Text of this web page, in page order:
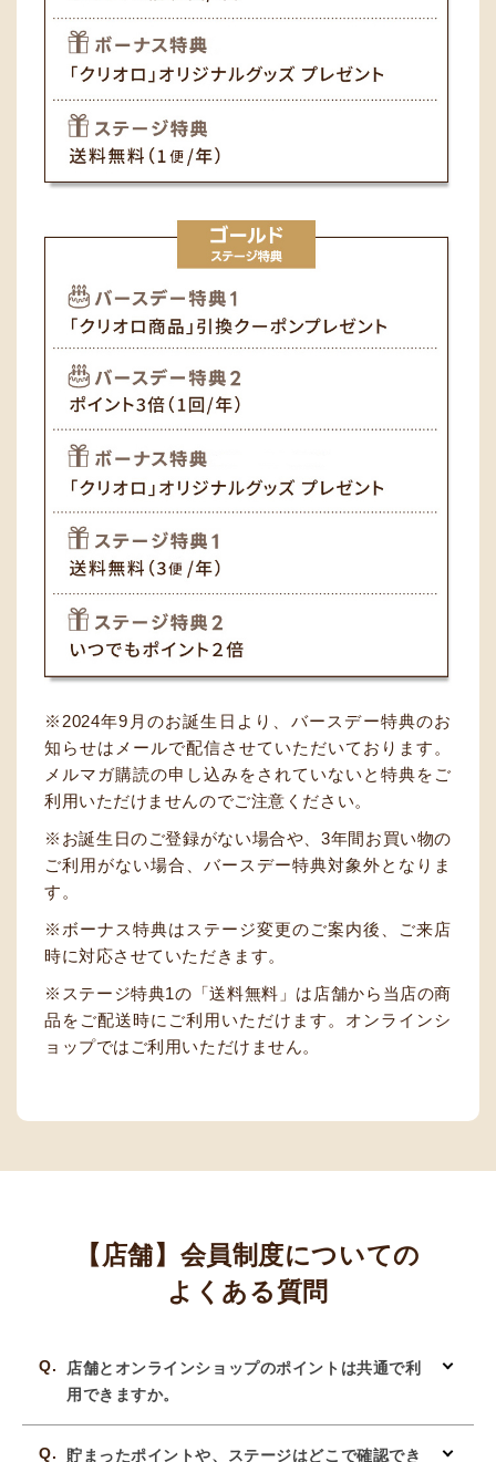
2024年9月のお誕生日より、バースデー特典のお
知らせはメールで配信させていただいております。
メルマガ購読の申し込みをされていないと特典をご
利用いただけませんのでご注意ください。
お誕生日のご登録がない場合や、3年間お買い物の
ご利用がない場合、バースデー特典対象外となりま
す。
ボーナス特典はステージ変更のご案内後、ご来店
時に対応させていただきます。
ステージ特典1の「送料無料」は店舗から当店の商
品をご配送時にご利用いただけます。オンラインシ
ョップではご利用いただけません。
【店舗】会員制度についての
よくある質問
店舗とオンラインショップのポイントは共通で利
用できますか。
貯まったポイントや、ステージはどこで確認でき